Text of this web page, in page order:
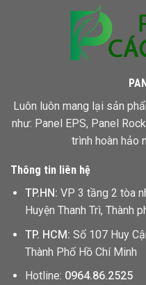
Luôn luôn mang lại sản
như: Panel EPS, Panel
trình hoàn hảo
Thông tin liên hệ
TP.HN: VP 3 tầng 2 tòa
Huyện Thanh Trì, Thành
TP. HCM: Số 107 Huy
Thành Phố Hồ Chí Minh
Hotline: 0964.86.2525